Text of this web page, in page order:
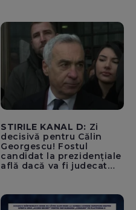
STIRILE KANAL D: Zi
decisivă pentru Călin
Georgescu! Fostul
candidat la prezidențiale
află dacă va fi judecat